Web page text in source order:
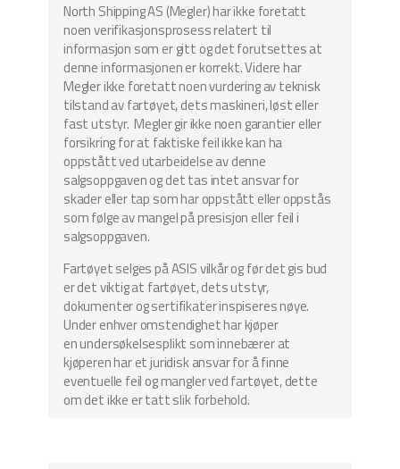
North Shipping AS (Megler) har ikke foretatt
noen verifikasjonsprosess relatert til
informasjon som er gitt og det forutsettes at
denne informasjonen er korrekt. Videre har
Megler ikke foretatt noen vurdering av teknisk
tilstand av fartøyet, dets maskineri, løst eller
fast utstyr. Megler gir ikke noen garantier eller
forsikring for at faktiske feil ikke kan ha
oppstått ved utarbeidelse av denne
salgsoppgaven og det tas intet ansvar for
skader eller tap som har oppstått eller oppstås
som følge av mangel på presisjon eller feil i
salgsoppgaven.
Fartøyet selges på ASIS vilkår og før det gis bud
er det viktig at fartøyet, dets utstyr,
dokumenter og sertifikater inspiseres nøye.
Under enhver omstendighet har kjøper
en undersøkelsesplikt som innebærer at
kjøperen har et juridisk ansvar for å finne
eventuelle feil og mangler ved fartøyet, dette
om det ikke er tatt slik forbehold.